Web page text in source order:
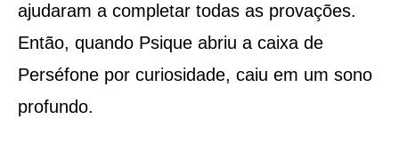
ajudaram a completar todas as provações.
Então, quando Psique abriu a caixa de
Perséfone por curiosidade, caiu em um sono
profundo.